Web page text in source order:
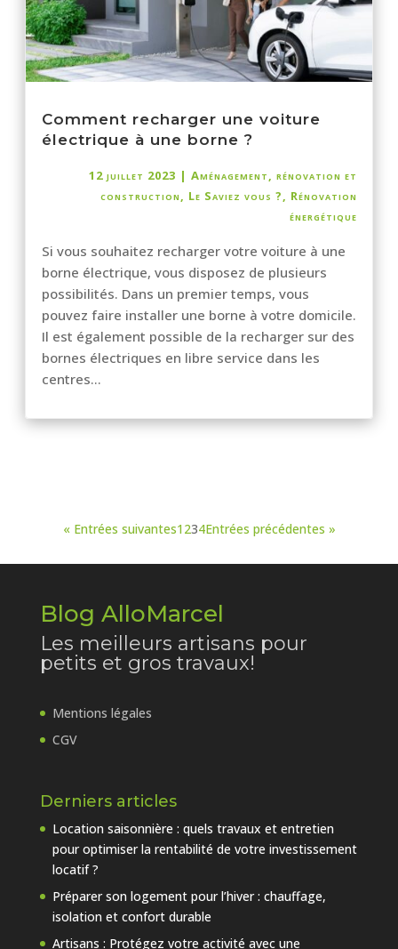
Comment recharger une voiture
électrique à une borne ?
12 juillet 2023 | Aménagement, rénovation et
construction, Le Saviez vous ?, Rénovation
énergétique
Si vous souhaitez recharger votre voiture à une
borne électrique, vous disposez de plusieurs
possibilités. Dans un premier temps, vous
pouvez faire installer une borne à votre domicile.
Il est également possible de la recharger sur des
bornes électriques en libre service dans les
centres...
« Entrées suivantes1 234Entrées précédentes »
Blog AlloMarcel
Les meilleurs artisans pour
petits et gros travaux!
Mentions légales
CGV
Derniers articles
Location saisonnière : quels travaux et entretien
pour optimiser la rentabilité de votre investissement
locatif ?
Préparer son logement pour l’hiver : chauffage,
isolation et confort durable
Artisans : Protégez votre activité avec une